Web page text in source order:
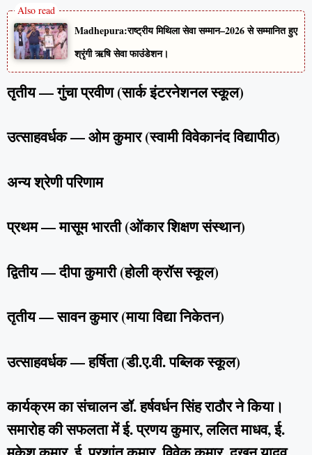
Madhepura:राष्ट्रीय मिथिला सेवा सम्मान–2026 से सम्मानित हुए
श्रृंगी ऋषि सेवा फाउंडेशन।
तृतीय — गुंचा प्रवीण (सार्क इंटरनेशनल स्कूल)
उत्साहवर्धक — ओम कुमार (स्वामी विवेकानंद विद्यापीठ)
अन्य श्रेणी परिणाम
प्रथम — मासूम भारती (ओंकार शिक्षण संस्थान)
द्वितीय — दीपा कुमारी (होली क्रॉस स्कूल)
तृतीय — सावन कुमार (माया विद्या निकेतन)
उत्साहवर्धक — हर्षिता (डी.ए.वी. पब्लिक स्कूल)
कार्यक्रम का संचालन डॉ. हर्षवर्धन सिंह राठौर ने किया।
समारोह की सफलता में ई. प्रणय कुमार, ललित माधव, ई.